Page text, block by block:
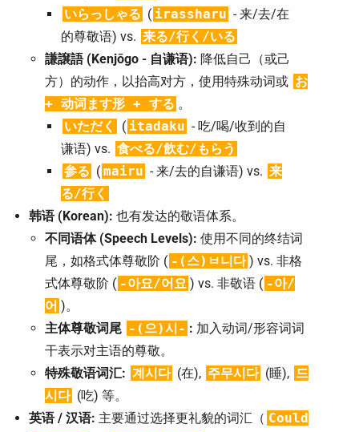
いらっしゃる ( irassharu - 来/去/在
的尊敬语) vs. 来る/行く/いる
謙譲語 (Kenjōgo - 自谦语): 降低自己（或己
方）的动作，以抬高对方，使用特殊动词或 お
+ 动词ます形 + する 。
いただく
( itadaku - 吃/喝/收到的自
谦语) vs. 食べる/飲む/もらう
参る ( mairu - 来/去的自谦语) vs. 来
る/行く
韩语 (Korean): 也有发达的敬语体系。
不同语体 (Speech Levels): 使用不同的终结词
尾，如格式体尊敬阶 ( -(스)ㅂ니다 ) vs. 非格
式体尊敬阶 ( -아요/어요 ) vs. 非敬语 ( -아/
어 )。
主体尊敬词尾 -(으)시- : 加入动词/形容词词
干表示对主语的尊敬。
特殊敬语词汇: 계시다 (在), 주무시다 (睡), 드
시다 (吃) 等。
英语 / 汉语: 主要通过选择更礼貌的词汇（ Could